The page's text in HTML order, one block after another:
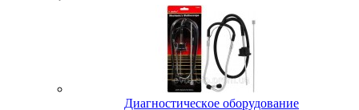
Диaгнocтичecкoe oбopудoвaниe